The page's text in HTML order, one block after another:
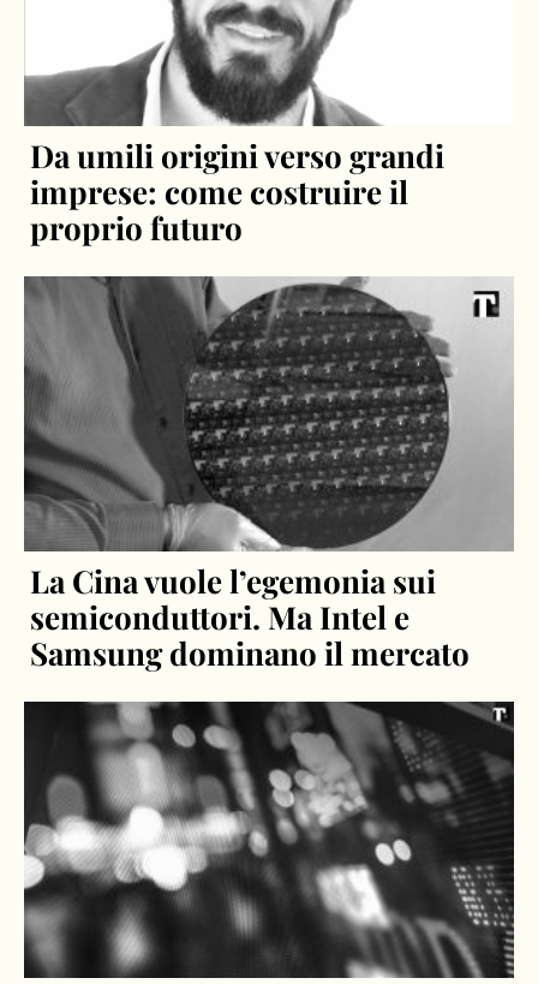
Da umili origini verso grandi
imprese: come costruire il
proprio futuro
La Cina vuole l’egemonia sui
semiconduttori. Ma Intel e
Samsung dominano il mercato